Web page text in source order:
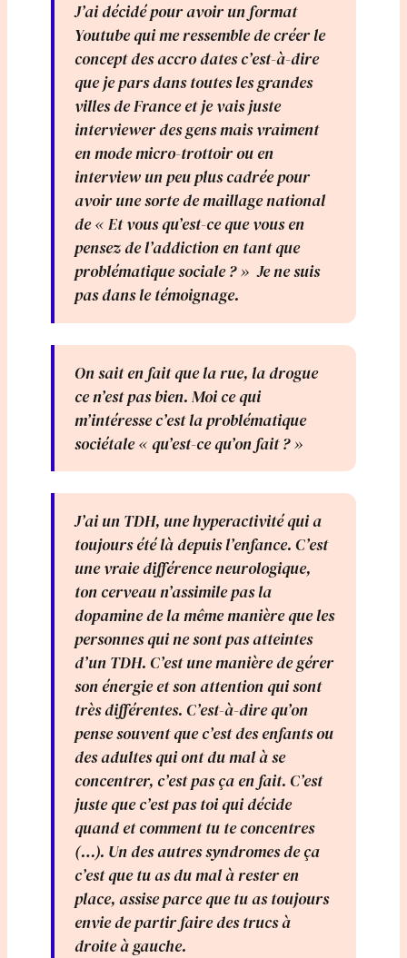
J’ai décidé pour avoir un format
Youtube qui me ressemble de créer le
concept des accro dates c’est-à-dire
que je pars dans toutes les grandes
villes de France et je vais juste
interviewer des gens mais vraiment
en mode micro-trottoir ou en
interview un peu plus cadrée pour
avoir une sorte de maillage national
de « Et vous qu’est-ce que vous en
pensez de l’addiction en tant que
problématique sociale ? » Je ne suis
pas dans le témoignage.
On sait en fait que la rue, la drogue
ce n’est pas bien. Moi ce qui
m’intéresse c’est la problématique
sociétale « qu’est-ce qu’on fait ? »
J’ai un TDH, une hyperactivité qui a
toujours été là depuis l’enfance. C’est
une vraie différence neurologique,
ton cerveau n’assimile pas la
dopamine de la même manière que les
personnes qui ne sont pas atteintes
d’un TDH. C’est une manière de gérer
son énergie et son attention qui sont
très différentes. C’est-à-dire qu’on
pense souvent que c’est des enfants ou
des adultes qui ont du mal à se
concentrer, c’est pas ça en fait. C’est
juste que c’est pas toi qui décide
quand et comment tu te concentres
(…). Un des autres syndromes de ça
c’est que tu as du mal à rester en
place, assise parce que tu as toujours
envie de partir faire des trucs à
droite à gauche.